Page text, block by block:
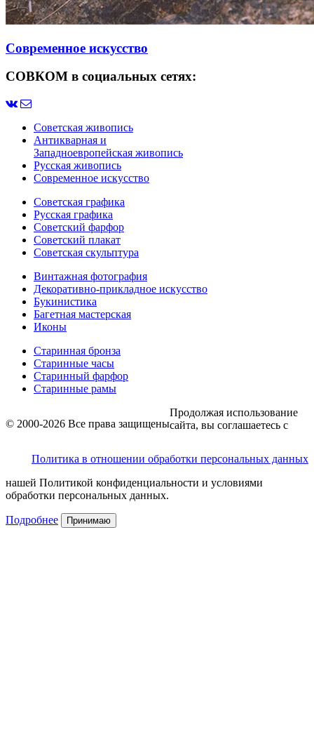
Современное искусство
СОВКОМ в социальных сетях:
Советская живопись
Антикварная и
Западноевропейская живопись
Русская живопись
Современное искусство
Советская графика
Русская графика
Советский фарфор
Советский плакат
Советская скульптура
Винтажная фотография
Декоративно-прикладное искусство
Букинистика
Багетная мастерская
Иконы
Старинная бронза
Старинные часы
Старинный фарфор
Старинные рамы
© 2000-2026 Все права защищены
Политика в отношении обработки персональных данных
Продолжая использование
сайта, вы соглашаетесь с
нашей Политикой конфиденциальности и условиями
обработки персональных данных.
Подробнее Принимаю